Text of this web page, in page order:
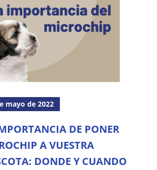
mayo de 2022
DE PONER
A VUESTRA
DONDE Y CUANDO